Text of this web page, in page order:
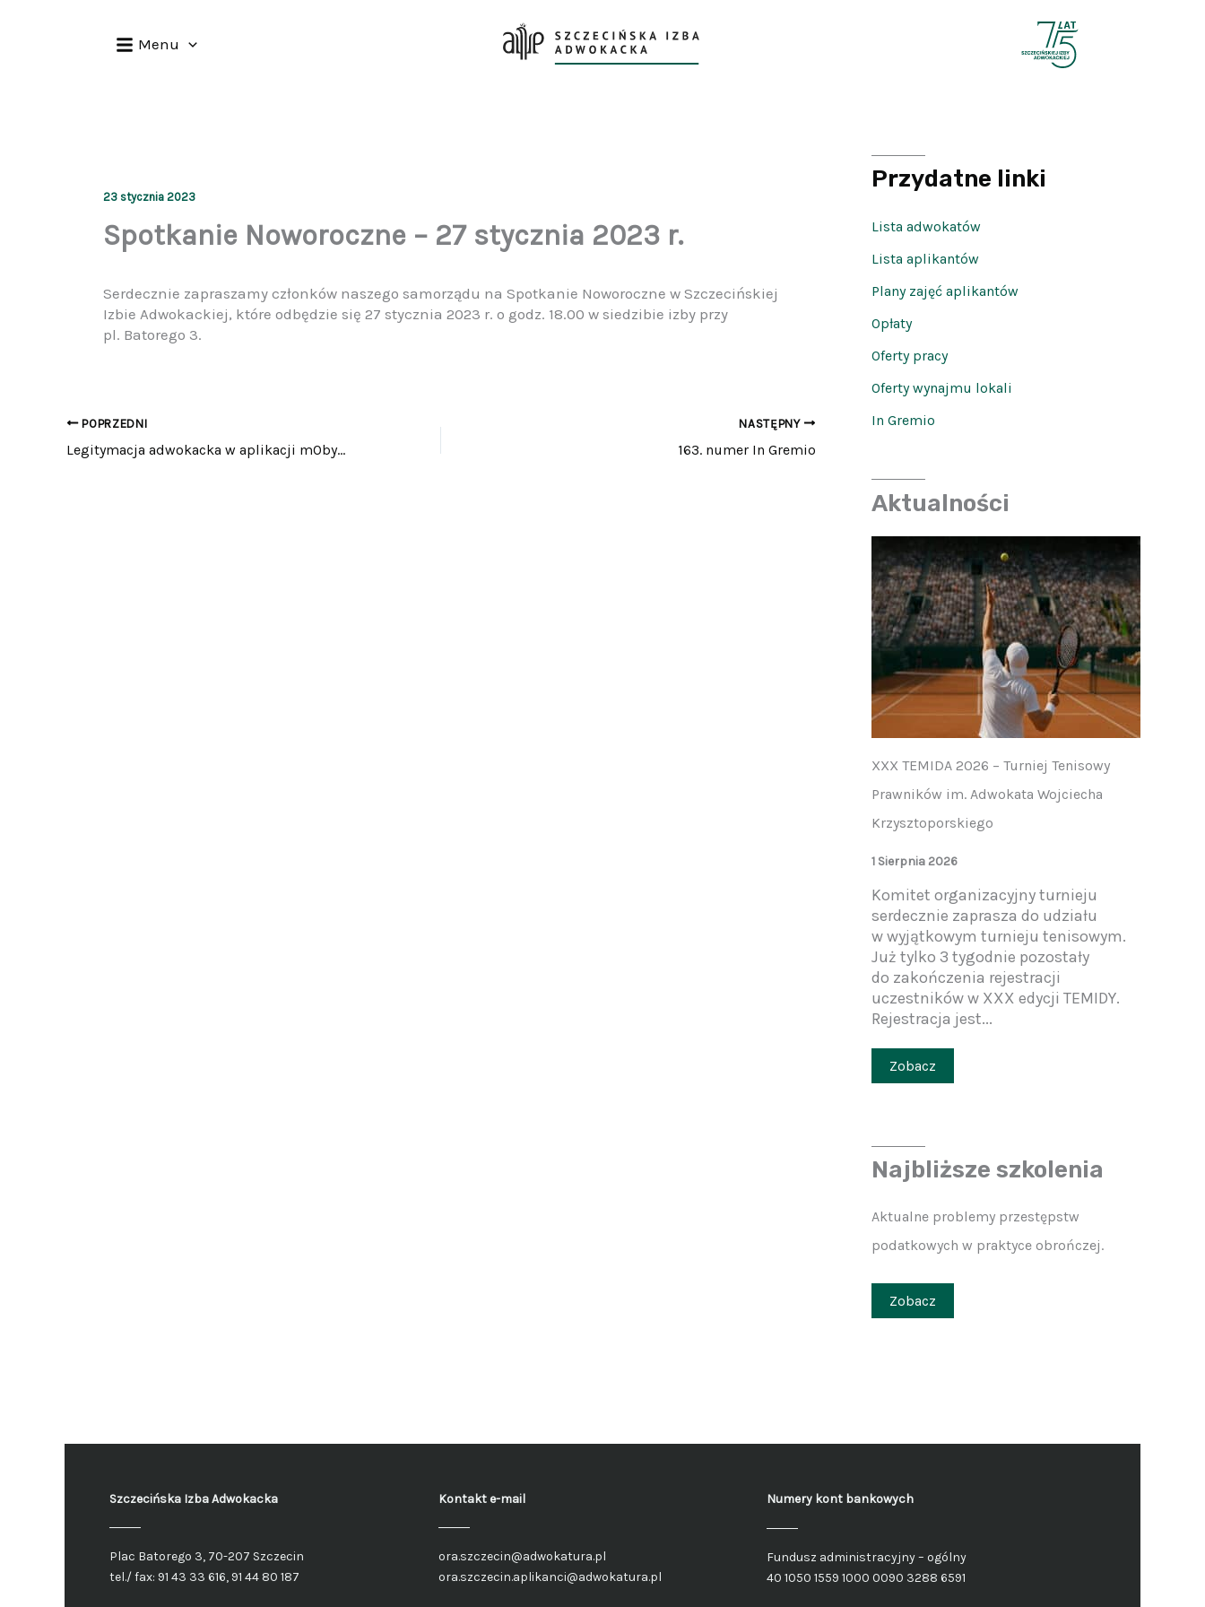
Menu
23 stycznia 2023
Spotkanie Noworoczne – 27 stycznia 2023 r.
Serdecznie zapraszamy członków naszego samorządu na Spotkanie Noworoczne w Szczecińskiej
Izbie Adwokackiej, które odbędzie się 27 stycznia 2023 r. o godz. 18.00 w siedzibie izby przy
pl. Batorego 3.
POPRZEDNI
Legitymacja adwokacka w aplikacji mObywatel
NASTĘPNY
163. numer In Gremio
Przydatne linki
Lista adwokatów
Lista aplikantów
Plany zajęć aplikantów
Opłaty
Oferty pracy
Oferty wynajmu lokali
In Gremio
Aktualności
XXX TEMIDA 2026 – Turniej Tenisowy
Prawników im. Adwokata Wojciecha
Krzysztoporskiego
1 Sierpnia 2026
Komitet organizacyjny turnieju
serdecznie zaprasza do udziału
w wyjątkowym turnieju tenisowym.
Już tylko 3 tygodnie pozostały
do zakończenia rejestracji
uczestników w XXX edycji TEMIDY.
Rejestracja jest...
Zobacz
Najbliższe szkolenia
Aktualne problemy przestępstw
podatkowych w praktyce obrończej.
Zobacz
Szczecińska Izba Adwokacka
Plac Batorego 3, 70-207 Szczecin
tel./ fax: 91 43 33 616, 91 44 80 187
Kontakt e-mail
ora.szczecin@adwokatura.pl
ora.szczecin.aplikanci@adwokatura.pl
Numery kont bankowych
Fundusz administracyjny – ogólny
40 1050 1559 1000 0090 3288 6591